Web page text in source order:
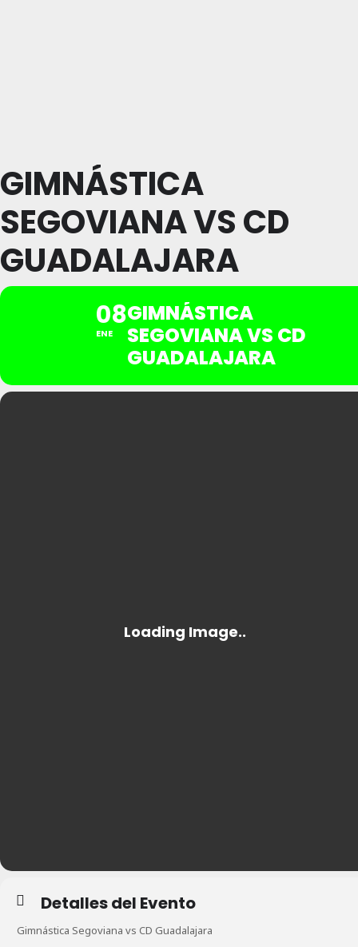
GIMNÁSTICA
SEGOVIANA VS CD
GUADALAJARA
08
ENE
GIMNÁSTICA
SEGOVIANA VS CD
GUADALAJARA
Detalles del Evento
Gimnástica Segoviana vs CD Guadalajara